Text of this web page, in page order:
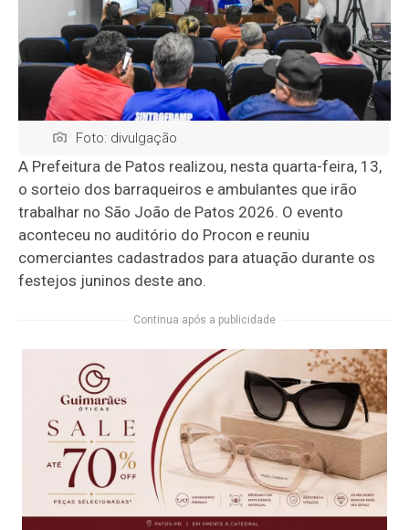
Foto: divulgação
A Prefeitura de Patos realizou, nesta quarta-feira, 13,
o sorteio dos barraqueiros e ambulantes que irão
trabalhar no São João de Patos 2026. O evento
aconteceu no auditório do Procon e reuniu
comerciantes cadastrados para atuação durante os
festejos juninos deste ano.
Continua após a publicidade